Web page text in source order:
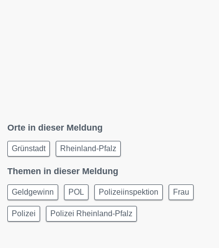
Orte in dieser Meldung
Grünstadt Rheinland-Pfalz
Themen in dieser Meldung
Geldgewinn POL Polizeiinspektion Frau
Polizei Polizei Rheinland-Pfalz